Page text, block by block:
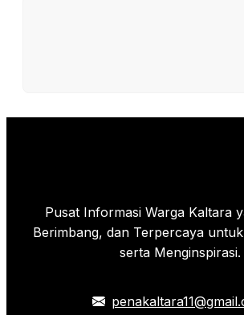
Pusat Informasi Warga Kaltara
Berimbang, dan Terpercaya
serta Menginspirasi.